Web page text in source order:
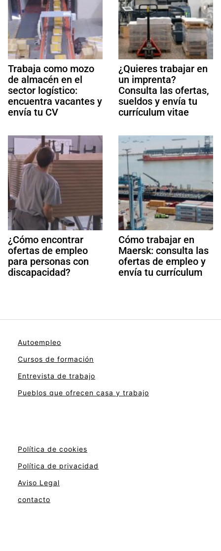
Trabaja como mozo
de almacén en el
sector logístico:
encuentra vacantes y
envía tu CV
¿Quieres trabajar en
un imprenta?
Consulta las ofertas,
sueldos y envía tu
currículum vitae
¿Cómo encontrar
ofertas de empleo
para personas con
discapacidad?
Cómo trabajar en
Maersk: consulta las
ofertas de empleo y
envía tu currículum
Autoempleo
Cursos de formación
Entrevista de trabajo
Pueblos que ofrecen casa y trabajo
Política de cookies
Política de privacidad
Aviso Legal
contacto